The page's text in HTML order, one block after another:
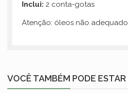
Inclui: 2 conta-gotas
Atenção: óleos não
VOCÊ TAMBÉM PODE